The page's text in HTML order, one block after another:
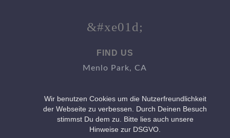
Wir benutzen Cookies um die Nutzerfreundlichkeit
der Webseite zu verbessen. Durch Deinen Besuch
stimmst Du dem zu. Bitte lies auch unsere
Hinweise zur DSGVO.
&#xe01d;
FIND US
Menlo Park, CA